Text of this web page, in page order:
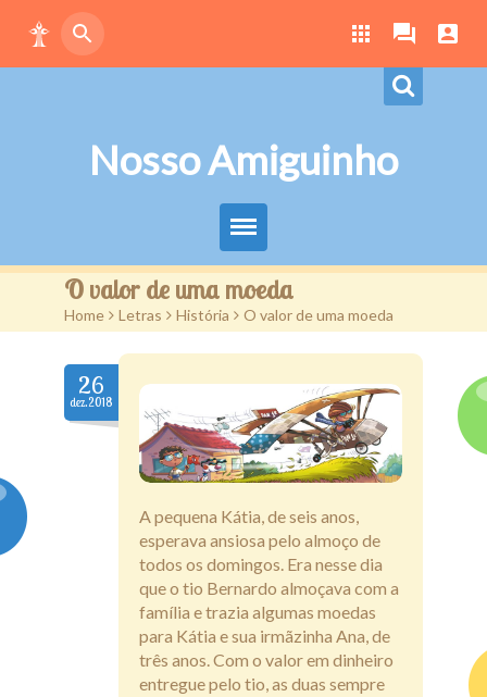
Nosso Amiguinho
Eduque Brincando
Letras
Downloads
Atividades
Assine
O valor de uma moeda
Home > Letras > História > O valor de uma moeda
26
dez.2018
A pequena Kátia, de seis anos,
esperava ansiosa pelo almoço de
todos os domingos. Era nesse dia
que o tio Bernardo almoçava com a
família e trazia algumas moedas
para Kátia e sua irmãzinha Ana, de
três anos. Com o valor em dinheiro
entregue pelo tio, as duas sempre